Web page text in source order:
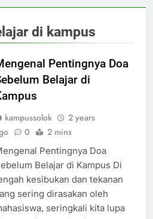
di kampus
Pentingnya Doa
Belajar di
kampussolok
2 years
0 2 mins
Pentingnya Doa
Belajar di Kampus Di
kesibukan dan tekanan
sering dirasakan oleh
seringkali kita lupa